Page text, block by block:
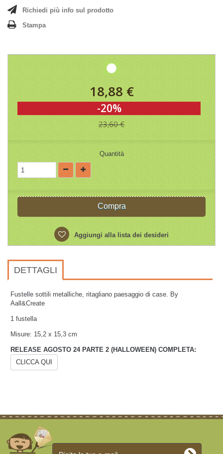
Richiedi più info sul prodotto
Stampa
18,88 €
-20%
23,60 €
Quantità
Compra
Aggiungi alla lista dei desideri
DETTAGLI
Fustelle sottili metalliche, ritagliano paesaggio di case. By
Aall&Create
1 fustella
Misure: 15,2 x 15,3 cm
RELEASE AGOSTO 24 PARTE 2 (HALLOWEEN) COMPLETA:
CLICCA QUI